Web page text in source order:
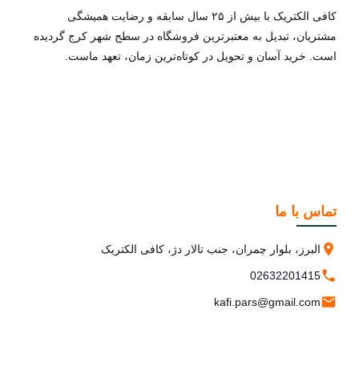
کافی الکتریک با بیش از ۲۵ سال سابقه و رضایت همیشگی
مشتریان، تبدیل به معتبرترین فروشگاه در سطح شهر کرج گردیده
است. خرید آسان و تحویل در کوتاه‌ترین زمان، تعهد ماست.
تماس با ما
البرز، بلوار چمران، جنب تالار دژ، کافی الکتریک
02632201415
kafi.pars@gmail.com